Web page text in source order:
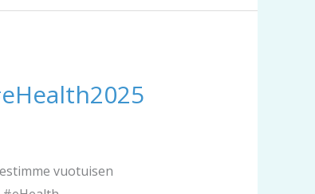
vuotuisen